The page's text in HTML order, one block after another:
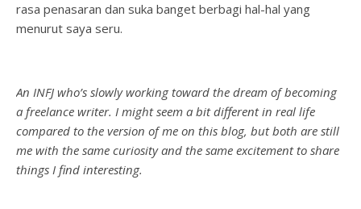
rasa penasaran dan suka banget berbagi hal-hal yang
menurut saya seru.
An INFJ who’s slowly working toward the dream of becoming
a freelance writer. I might seem a bit different in real life
compared to the version of me on this blog, but both are still
me with the same curiosity and the same excitement to share
things I find interesting.